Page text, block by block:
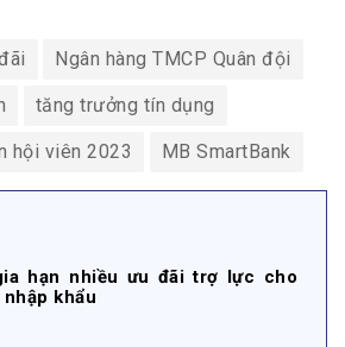
Ngân hàng TMCP Quân đội
tăng trưởng tín dụng
hội viên 2023 MB SmartBank
hạn nhiều ưu đãi trợ lực cho
khẩu